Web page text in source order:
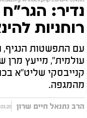
נדיר:
רוחניות
עם התפשטות הנגיף,
עולמית", מייעץ מרן
קנייבסקי שליט"א
מהמגפה.
הרב נתנאל חיים שרון 16.03.20 כ'